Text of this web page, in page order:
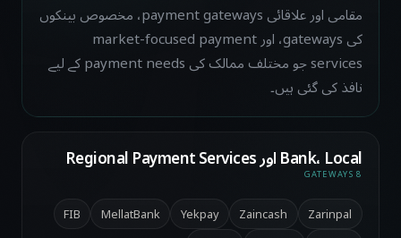
مقامی اور علاقائی payment gateways، مخصوص بینکوں
کی gateways، اور market-focused payment
services جو مختلف ممالک کی payment needs کے لیے
نافذ کی گئی ہیں۔
Bank، Local اور Regional Payment Services
8 GATEWAYS
Zarinpal
Zaincash
Yekpay
MellatBank
FIB